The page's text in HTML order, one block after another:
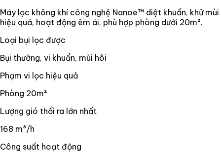
Máy lọc không khí công nghệ Nanoe™ diệt khuẩn, khử mùi
hiệu quả, hoạt động êm ái, phù hợp phòng dưới 20m².
Loại bụi lọc được
Bụi thường, vi khuẩn, mùi hôi
Phạm vi lọc hiệu quả
Phòng 20m²
Lượng gió thổi ra lớn nhất
168 m³/h
Công suất hoạt động